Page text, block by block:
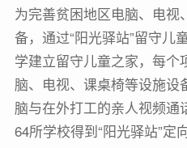
为完善贫困地区电脑、电
备，通过“阳光驿站”留守儿
学建立留守儿童之家，每个
脑、电视、课桌椅等设施
脑与在外打工的亲人视频通
64所学校得到“阳光驿站”定